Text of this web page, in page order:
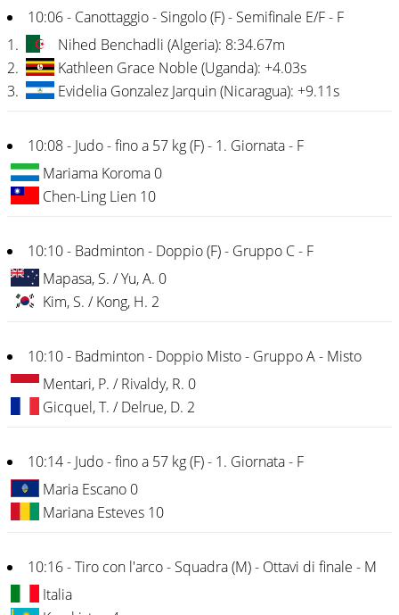
10:06 - Canottaggio - Singolo (F) - Semifinale E/F - F
1.
Nihed Benchadli (Algeria): 8:34.67m
2.
Kathleen Grace Noble (Uganda): +4.03s
3.
Evidelia Gonzalez Jarquin (Nicaragua): +9.11s
10:08 - Judo - fino a 57 kg (F) - 1. Giornata - F
Mariama Koroma 0
Chen-Ling Lien 10
10:10 - Badminton - Doppio (F) - Gruppo C - F
Mapasa, S. / Yu, A. 0
Kim, S. / Kong, H. 2
10:10 - Badminton - Doppio Misto - Gruppo A - Misto
Mentari, P. / Rivaldy, R. 0
Gicquel, T. / Delrue, D. 2
10:14 - Judo - fino a 57 kg (F) - 1. Giornata - F
Maria Escano 0
Mariana Esteves 10
10:16 - Tiro con l'arco - Squadra (M) - Ottavi di finale - M
Italia